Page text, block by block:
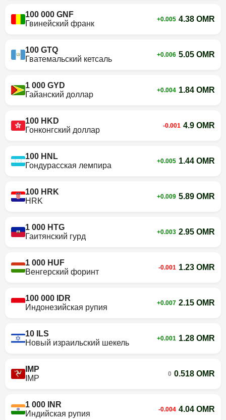
100 000 GNF
Гвинейский франк
+0.005 4.38 OMR
100 GTQ
Гватемальский кетсаль
+0.006 5.05 OMR
1 000 GYD
Гайанский доллар
+0.004 1.84 OMR
100 HKD
Гонконгский доллар
-0.001 4.9 OMR
100 HNL
Гондурасская лемпира
+0.005 1.44 OMR
100 HRK
HRK
+0.009 5.89 OMR
1 000 HTG
Гаитянский гурд
+0.003 2.95 OMR
1 000 HUF
Венгерский форинт
-0.001 1.23 OMR
100 000 IDR
Индонезийская рупия
+0.007 2.15 OMR
10 ILS
Новый израильский шекель
+0.001 1.28 OMR
IMP
IMP
0 0.518 OMR
1 000 INR
Индийская рупия
-0.004 4.04 OMR